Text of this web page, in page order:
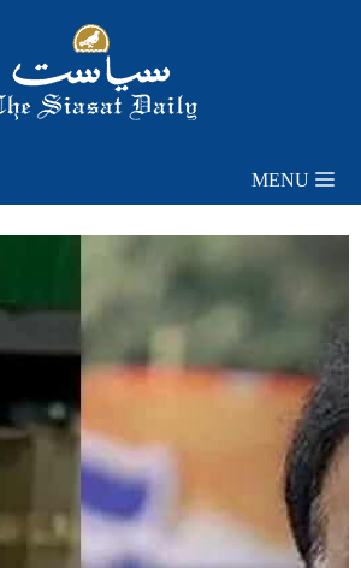
MENU